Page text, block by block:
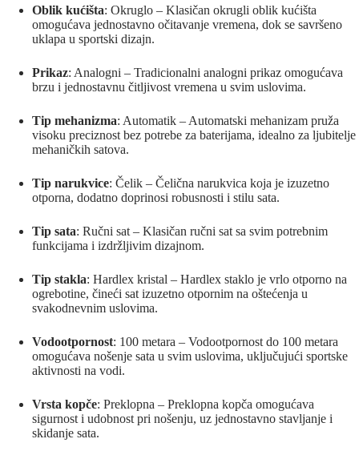
Oblik kućišta: Okruglo – Klasičan okrugli oblik kućišta
omogućava jednostavno očitavanje vremena, dok se savršeno
uklapa u sportski dizajn.
Prikaz: Analogni – Tradicionalni analogni prikaz omogućava
brzu i jednostavnu čitljivost vremena u svim uslovima.
Tip mehanizma: Automatik – Automatski mehanizam pruža
visoku preciznost bez potrebe za baterijama, idealno za ljubitelje
mehaničkih satova.
Tip narukvice: Čelik – Čelična narukvica koja je izuzetno
otporna, dodatno doprinosi robusnosti i stilu sata.
Tip sata: Ručni sat – Klasičan ručni sat sa svim potrebnim
funkcijama i izdržljivim dizajnom.
Tip stakla: Hardlex kristal – Hardlex staklo je vrlo otporno na
ogrebotine, čineći sat izuzetno otpornim na oštećenja u
svakodnevnim uslovima.
Vodootpornost: 100 metara – Vodootpornost do 100 metara
omogućava nošenje sata u svim uslovima, uključujući sportske
aktivnosti na vodi.
Vrsta kopče: Preklopna – Preklopna kopča omogućava
sigurnost i udobnost pri nošenju, uz jednostavno stavljanje i
skidanje sata.